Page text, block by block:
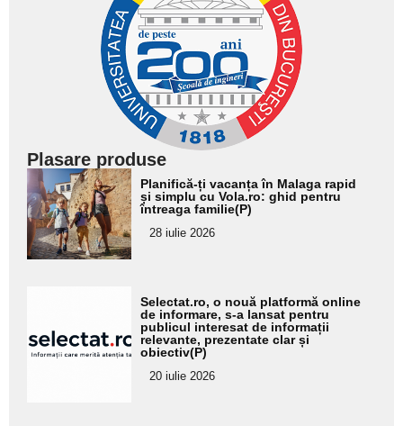
Plasare produse
Adaugă
aici textul
pentru
subtitlu
Planifică-ți vacanța în Malaga rapid
și simplu cu Vola.ro: ghid pentru
întreaga familie(P)
28 iulie 2026
pentru
subtitlu
Selectat.ro, o nouă platformă online
de informare, s-a lansat pentru
publicul interesat de informații
relevante, prezentate clar și
obiectiv(P)
20 iulie 2026